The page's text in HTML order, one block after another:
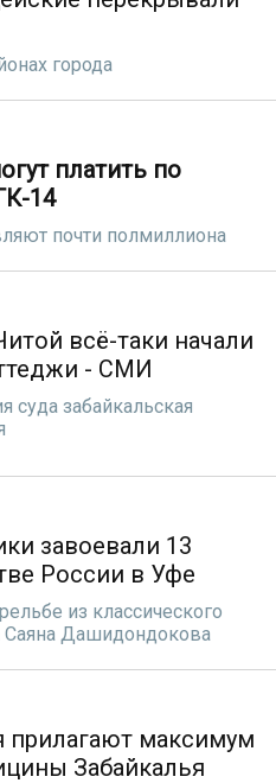
города
платить по
14
почти полмиллиона
всё-таки начали
- СМИ
суда забайкальская
завоевали 13
России в Уфе
из классического
Саяна Дашидондокова
прилагают максимум
Забайкалья